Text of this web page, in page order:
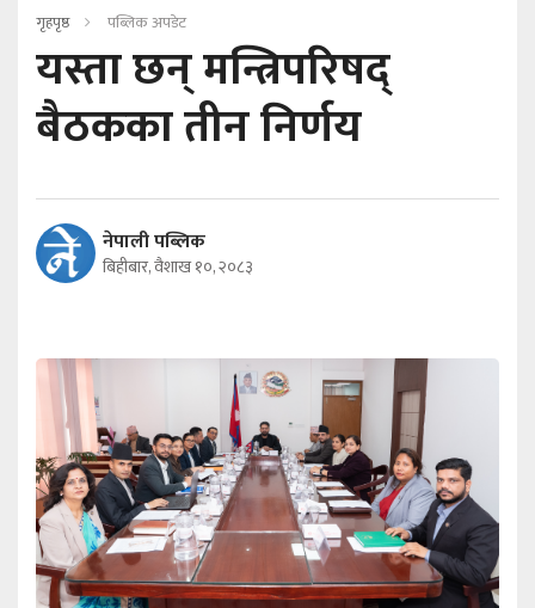
गृहपृष्ठ पब्लिक अपडेट
यस्ता छन् मन्त्रिपरिषद्
बैठकका तीन निर्णय
नेपाली पब्लिक
बिहीबार, वैशाख १०, २०८३